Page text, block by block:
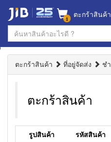
1 ตะกร้าสินค้า
ตะกร้าสินค้า ที่อยู่จัดส่ง ช
ตะกร้าสินค้า
รูปสินค้า รหัสสินค้า